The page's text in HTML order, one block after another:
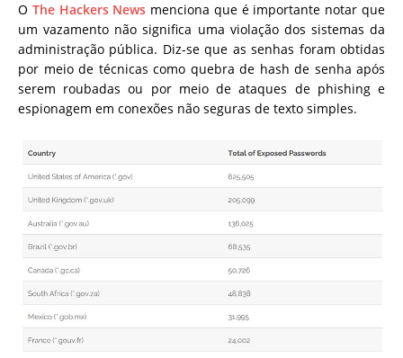
O The Hackers News menciona que é importante notar que
um vazamento não significa uma violação dos sistemas da
administração pública. Diz-se que as senhas foram obtidas
por meio de técnicas como quebra de hash de senha após
serem roubadas ou por meio de ataques de phishing e
espionagem em conexões não seguras de texto simples.